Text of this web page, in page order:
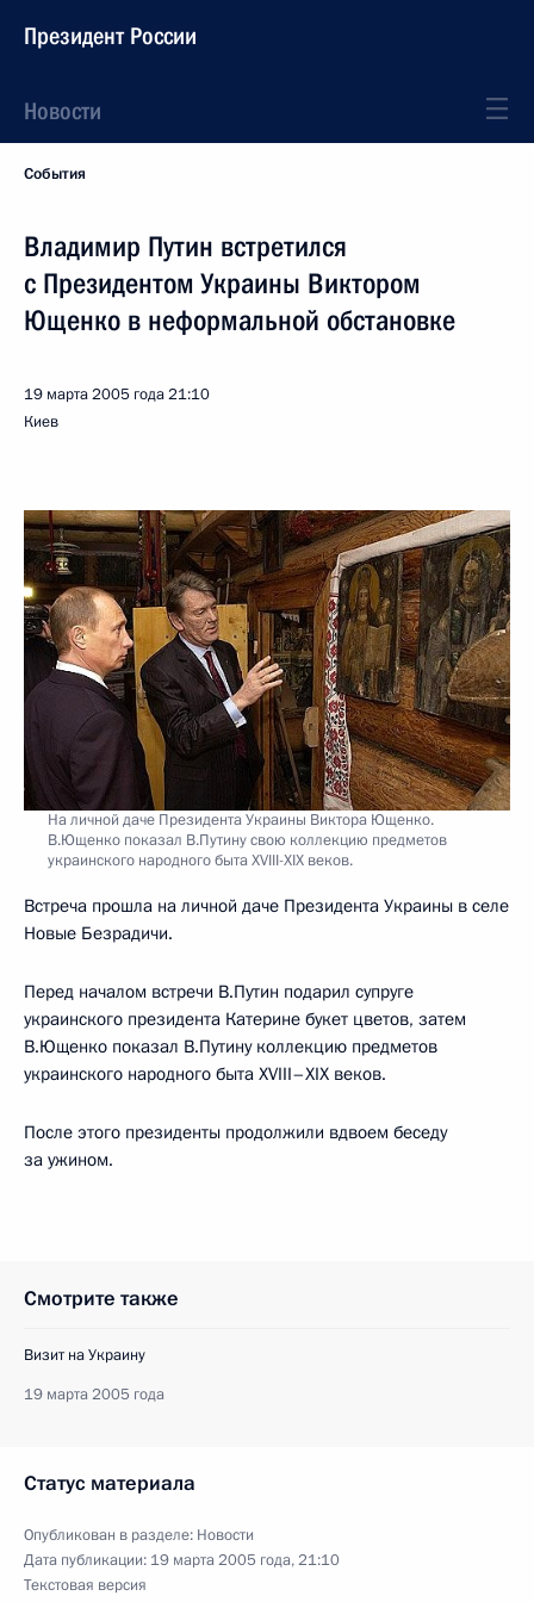
Президент России
Новости
События
Владимир Путин встретился
с Президентом Украины Виктором
Ющенко в неформальной обстановке
19 марта 2005 года21:10
Киев
На личной даче Президента Украины Виктора Ющенко.
В.Ющенко показал В.Путину свою коллекцию предметов
украинского народного быта XVIII-XIX веков.
Встреча прошла на личной даче Президента Украины в селе
Новые Безрадичи.
Перед началом встречи В.Путин подарил супруге
украинского президента Катерине букет цветов, затем
В.Ющенко показал В.Путину коллекцию предметов
украинского народного быта XVIII–XIX веков.
После этого президенты продолжили вдвоем беседу
за ужином.
Смотрите также
Визит на Украину
19 марта 2005 года
Статус материала
Опубликован в разделе: Новости
Дата публикации: 19 марта 2005 года, 21:10
Текстовая версия